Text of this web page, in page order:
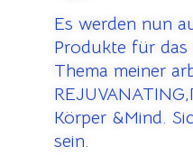
Es werden nun
Produkte für
Thema meiner
Körper &Mind.
sein.